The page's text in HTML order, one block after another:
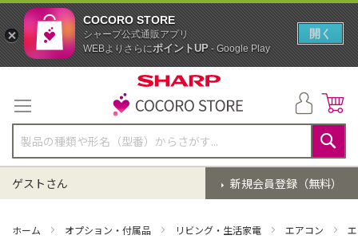
テ
ン
ツ
に
ス
キ
ッ
検
索
新規会員登録（無料）
ゲストさん
ホーム オプション・付属品 リビング・生活家電 エアコン
COCORO STORE
シャープ公式通販アプリ
WEBよりさらにポイントUP- Google Play
開く